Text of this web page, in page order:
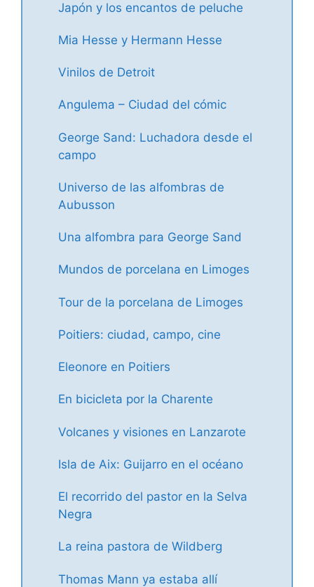
Japón y los encantos de peluche
Mia Hesse y Hermann Hesse
Vinilos de Detroit
Angulema – Ciudad del cómic
George Sand: Luchadora desde el
campo
Universo de las alfombras de
Aubusson
Una alfombra para George Sand
Mundos de porcelana en Limoges
Tour de la porcelana de Limoges
Poitiers: ciudad, campo, cine
Eleonore en Poitiers
En bicicleta por la Charente
Volcanes y visiones en Lanzarote
Isla de Aix: Guijarro en el océano
El recorrido del pastor en la Selva
Negra
La reina pastora de Wildberg
Thomas Mann ya estaba allí